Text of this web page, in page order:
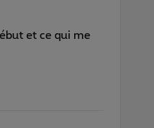
et ce qui me